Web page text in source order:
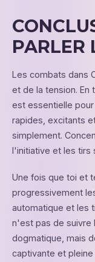
PARLER
Les combats dans
et de la tension. En
est essentielle
rapides, excitants
simplement.
l'initiative et les tirs
Une fois que toi et
progressivement
automatique et les
n'est pas de suivre
dogmatique, mais
captivante et